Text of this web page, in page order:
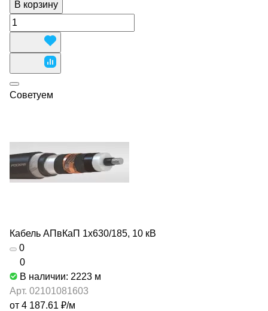
В корзину
Советуем
Кабель АПвКаП 1х630/185, 10 кВ
0
0
В наличии: 2223 м
Арт. 02101081603
от 4 187.61 ₽/м